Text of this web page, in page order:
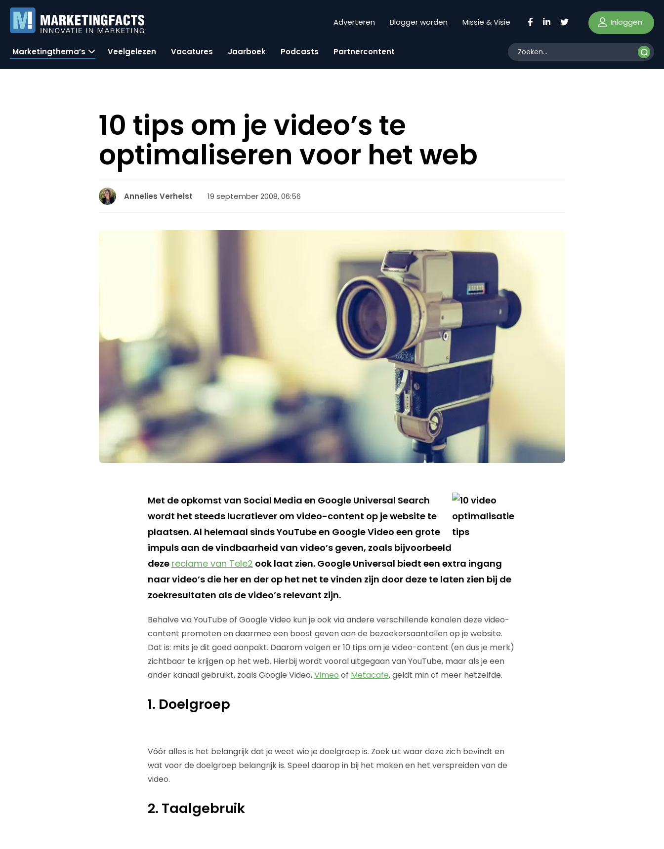
Adverteren Blogger worden Missie & Visie Inloggen
Marketingthema’s Veelgelezen Vacatures Jaarboek Podcasts Partnercontent
10 tips om je video’s te
optimaliseren voor het web
Annelies Verhelst 19 september 2008, 06:56
Met de opkomst van Social Media en Google Universal Search
wordt het steeds lucratiever om video-content op je website te
plaatsen. Al helemaal sinds YouTube en Google Video een grote
impuls aan de vindbaarheid van video’s geven, zoals bijvoorbeeld
deze reclame van Tele2 ook laat zien. Google Universal biedt een extra ingang
naar video’s die her en der op het net te vinden zijn door deze te laten zien bij de
zoekresultaten als de video’s relevant zijn.
Behalve via YouTube of Google Video kun je ook via andere verschillende kanalen deze video-
content promoten en daarmee een boost geven aan de bezoekersaantallen op je website.
Dat is: mits je dit goed aanpakt. Daarom volgen er 10 tips om je video-content (en dus je merk)
zichtbaar te krijgen op het web. Hierbij wordt vooral uitgegaan van YouTube, maar als je een
ander kanaal gebruikt, zoals Google Video,Vimeo of Metacafe, geldt min of meer hetzelfde.
1. Doelgroep
Vóór alles is het belangrijk dat je weet wie je doelgroep is. Zoek uit waar deze zich bevindt en
wat voor de doelgroep belangrijk is. Speel daarop in bij het maken en het verspreiden van de
video.
2. Taalgebruik